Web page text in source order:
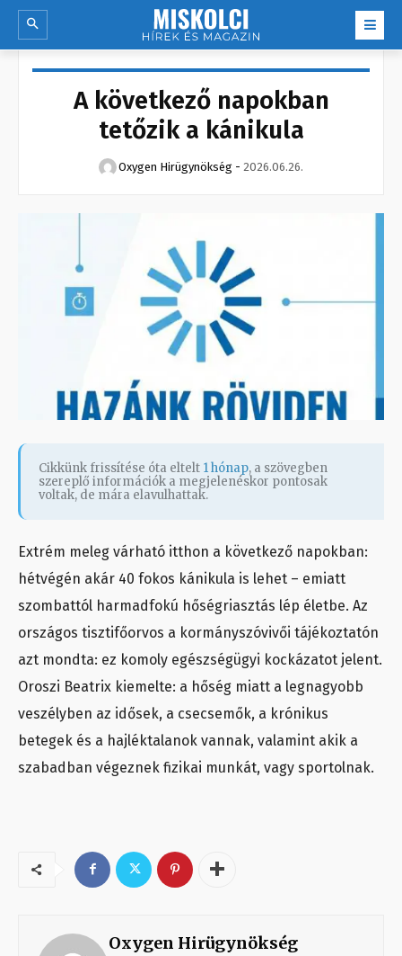
A következő napokban
tetőzik a kánikula
Oxygen Hirügynökség - 2026.06.26.
Cikkünk frissítése óta eltelt 1 hónap, a szövegben
szereplő információk a megjelenéskor pontosak
voltak, de mára elavulhattak.
Extrém meleg várható itthon a következő napokban:
hétvégén akár 40 fokos kánikula is lehet – emiatt
szombattól harmadfokú hőségriasztás lép életbe. Az
országos tisztifőorvos a kormányszóvivői tájékoztatón
azt mondta: ez komoly egészségügyi kockázatot jelent.
Oroszi Beatrix kiemelte: a hőség miatt a legnagyobb
veszélyben az idősek, a csecsemők, a krónikus
betegek és a hajléktalanok vannak, valamint akik a
szabadban végeznek fizikai munkát, vagy sportolnak.
Oxygen Hirügynökség